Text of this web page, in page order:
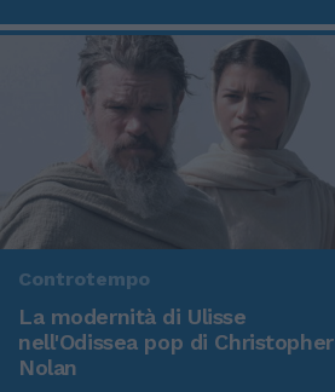
Controtempo
La modernità di Ulisse
nell'Odissea pop di Christopher
Nolan